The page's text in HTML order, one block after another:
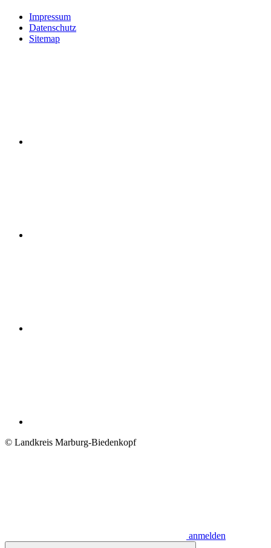
Impressum
Datenschutz
Sitemap
© Landkreis Marburg-Biedenkopf
anmelden